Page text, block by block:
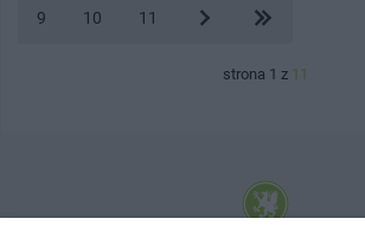
9 10 11
strona 1 z 11